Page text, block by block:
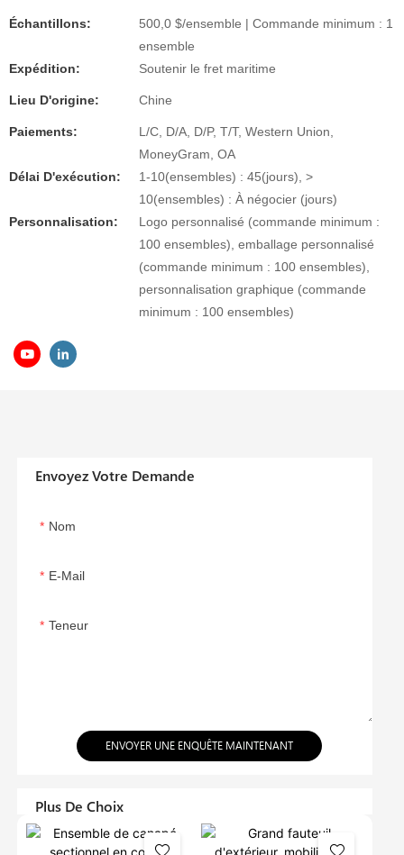
Échantillons:
500,0 $/ensemble | Commande minimum : 1
ensemble
Expédition:
Soutenir le fret maritime
Lieu D'origine: Chine
Paiements:
L/C, D/A, D/P, T/T, Western Union,
MoneyGram, OA
Délai D'exécution:
1-10(ensembles) : 45(jours), >
10(ensembles) : À négocier (jours)
Personnalisation:
Logo personnalisé (commande minimum :
100 ensembles), emballage personnalisé
(commande minimum : 100 ensembles),
personnalisation graphique (commande
minimum : 100 ensembles)
Envoyez Votre Demande
Nom
E-Mail
Teneur
ENVOYER UNE ENQUÊTE MAINTENANT
Plus De Choix